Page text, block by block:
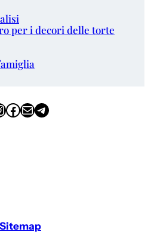
per i decori delle torte
Facebook Email Telegram
Sitemap